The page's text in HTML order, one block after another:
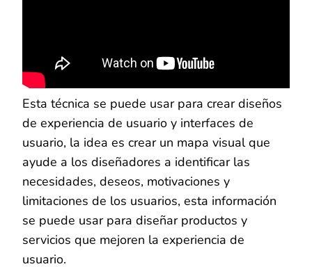
Esta técnica se puede usar para crear diseños
de experiencia de usuario y interfaces de
usuario, la idea es crear un mapa visual que
ayude a los diseñadores a identificar las
necesidades, deseos, motivaciones y
limitaciones de los usuarios, esta información
se puede usar para diseñar productos y
servicios que mejoren la experiencia de
usuario.